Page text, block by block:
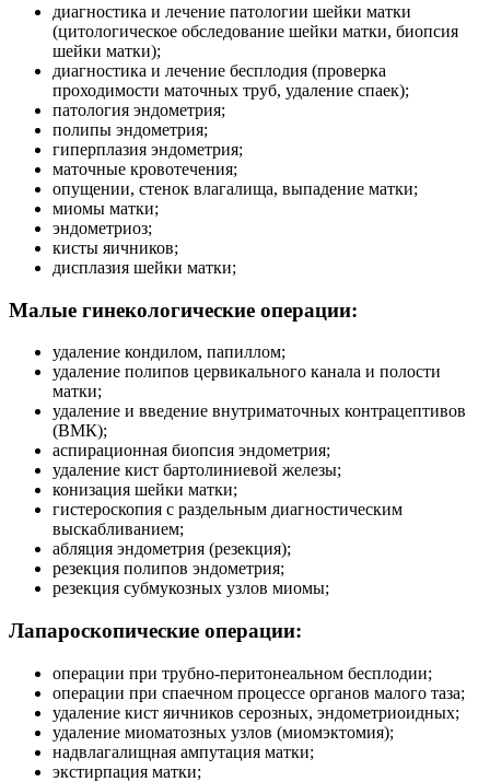
диагностика и лечение патологии шейки матки
(цитологическое обследование шейки матки, биопсия
шейки матки);
диагностика и лечение бесплодия (проверка
проходимости маточных труб, удаление спаек);
патология эндометрия;
полипы эндометрия;
гиперплазия эндометрия;
маточные кровотечения;
опущении, стенок влагалища, выпадение матки;
миомы матки;
эндометриоз;
кисты яичников;
дисплазия шейки матки;
Малые гинекологические операции:
удаление кондилом, папиллом;
удаление полипов цервикального канала и полости
матки;
удаление и введение внутриматочных контрацептивов
(ВМК);
аспирационная биопсия эндометрия;
удаление кист бартолиниевой железы;
конизация шейки матки;
гистероскопия с раздельным диагностическим
выскабливанием;
абляция эндометрия (резекция);
резекция полипов эндометрия;
резекция субмукозных узлов миомы;
Лапароскопические операции:
операции при трубно-перитонеальном бесплодии;
операции при спаечном процессе органов малого таза;
удаление кист яичников серозных, эндометриоидных;
удаление миоматозных узлов (миомэктомия);
надвлагалищная ампутация матки;
экстирпация матки;